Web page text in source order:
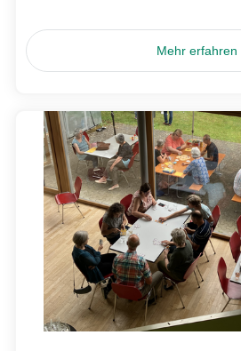
Mehr erfahren